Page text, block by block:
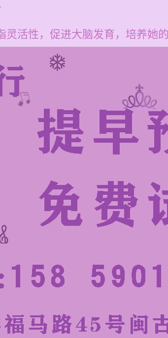
活性，促进大脑发育，培养她